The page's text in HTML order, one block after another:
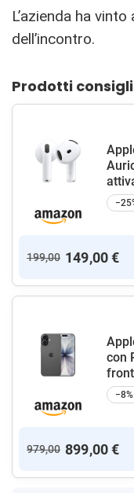
L’azienda ha
dell’incontro.
Prodotti
199,00 149,00 €
con
−8%
979,00 899,00 €